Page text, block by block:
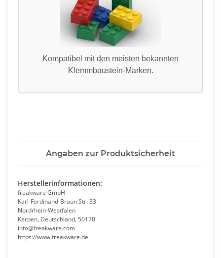
Kompatibel mit den meisten bekannten
Klemmbaustein-Marken.
Angaben zur Produktsicherheit
Herstellerinformationen:
freakware GmbH
Karl-Ferdinand-Braun Str. 33
Nordrhein-Westfalen
Kerpen, Deutschland, 50170
info@freakware.com
https://www.freakware.de